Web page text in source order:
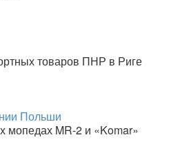
товаров ПНР в Риге
Польши
мопедах MR-2 и «Komar»